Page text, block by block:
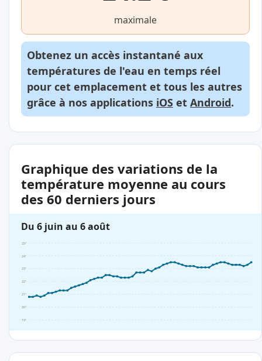
maximale
Obtenez un accès instantané aux
températures de l'eau en temps réel
pour cet emplacement et tous les autres
grâce à nos applications iOS et Android.
Graphique des variations de la
température moyenne au cours
des 60 derniers jours
Du 6 juin au 6 août
19°
20°
21°
22°
23°
24°
25°